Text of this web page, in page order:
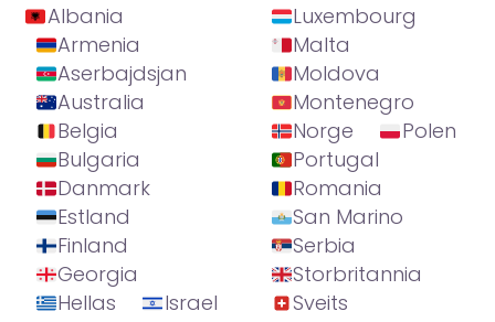
Albania
Armenia
Aserbajdsjan
Australia
Belgia
Bulgaria
Danmark
Estland
Finland
Georgia
Hellas
Israel
Luxembourg
Malta
Moldova
Montenegro
Norge
Polen
Portugal
Romania
San Marino
Serbia
Storbritannia
Sveits